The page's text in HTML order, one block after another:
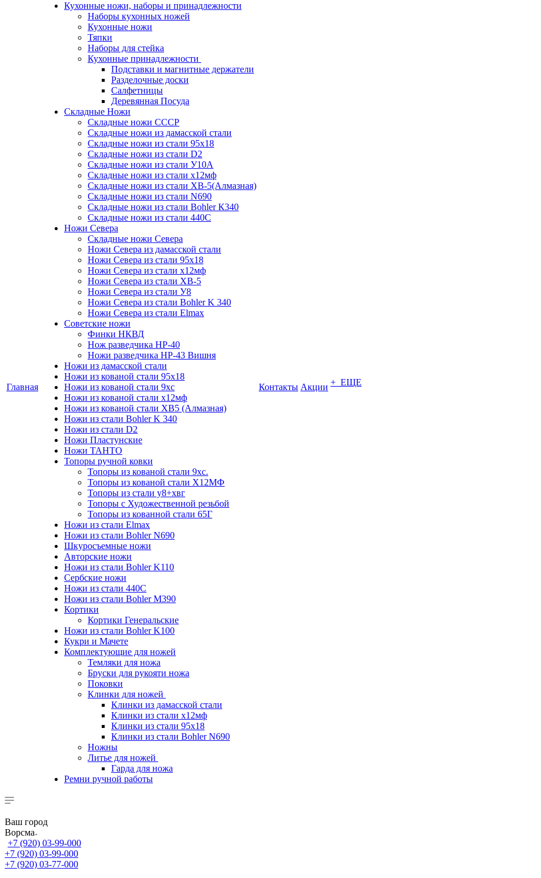
Главная
Кухонные ножи, наборы и принадлежности
Наборы кухонных ножей
Кухонные ножи
Тяпки
Наборы для стейка
Кухонные принадлежности
Подставки и магнитные держатели
Разделочные доски
Салфетницы
Деревянная Посуда
Складные Ножи
Cкладные ножи СССР
Складные ножи из дамасской стали
Складные ножи из стали 95х18
Складные ножи из стали D2
Складные ножи из стали У10А
Складные ножи из стали х12мф
Складные ножи из стали ХВ-5(Алмазная)
Складные ножи из стали N690
Складные ножи из стали Bohler К340
Складные ножи из стали 440С
Ножи Севера
Складные ножи Севера
Ножи Севера из дамасской стали
Ножи Севера из стали 95х18
Ножи Севера из стали х12мф
Ножи Севера из стали ХВ-5
Ножи Севера из стали У8
Ножи Севера из стали Bohler K 340
Ножи Севера из стали Elmax
Советские ножи
Финки НКВД
Нож разведчика НР-40
Ножи разведчика НР-43 Вишня
Ножи из дамасской стали
Ножи из кованой стали 95х18
Ножи из кованой стали 9хс
Ножи из кованой стали х12мф
Ножи из кованой стали ХВ5 (Алмазная)
Ножи из стали Bohler K 340
Ножи из стали D2
Ножи Пластунские
Ножи ТАНТО
Топоры ручной ковки
Топоры из кованой стали 9хс.
Топоры из кованой стали Х12МФ
Топоры из стали у8+хвг
Топоры с Художественной резьбой
Топоры из кованной стали 65Г
Ножи из стали Elmax
Ножи из стали Bohler N690
Шкуросъемные ножи
Авторские ножи
Ножи из стали Bohler K110
Сербские ножи
Ножи из стали 440С
Ножи из стали Bohler M390
Кортики
Кортики Генеральские
Ножи из стали Bohler K100
Кукри и Мачете
Комплектующие для ножей
Темляки для ножа
Бруски для рукояти ножа
Поковки
Клинки для ножей
Клинки из дамасской стали
Клинки из стали х12мф
Клинки из стали 95х18
Клинки из стали Bohler N690
Ножны
Литье для ножей
Гарда для ножа
Ремни ручной работы
Контакты Акции + ЕЩЕ
Ваш город
Ворсма
+7 (920) 03-99-000
+7 (920) 03-99-000
+7 (920) 03-77-000